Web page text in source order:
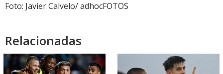
Foto: Javier Calvelo/ adhocFOTOS
Relacionadas